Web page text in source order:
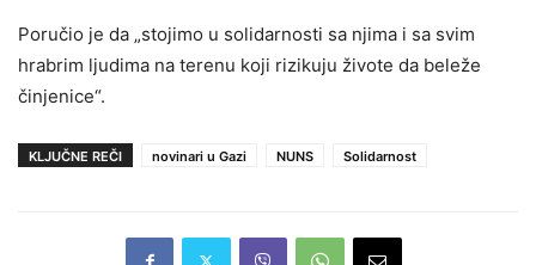
Poručio je da „stojimo u solidarnosti sa njima i sa svim
hrabrim ljudima na terenu koji rizikuju živote da beleže
činjenice“.
KLJUČNE REČI novinari u Gazi NUNS Solidarnost